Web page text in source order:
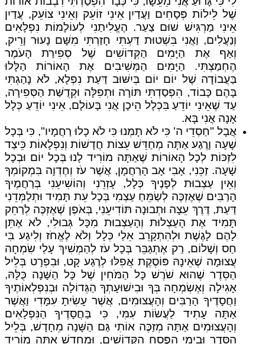
שֶׁל לֵילוֹת פְּסָחִים וַעֲדַיִן אֵינִי זוֹעֵק וְאֵינִי צוֹעֵק, עֲדַיִן
אֵינִי מַרְגִּישׁ שׁוּם צַעַר. הֶעֱלִיתַנִי לְעוֹלָמוֹת נִפְלָאִים
וְנַעֲלִים, וַאֲנִי בִּשְׁטוּת דַּעְתִּי חָזַרְתִּי מִשָּׁם נָעוּר וָרֵיק,
וְאַף אֶת הַיָּמִים הַקְּדוֹשִׁים שֶׁל סְפִירַת הָעֹמֶר
הֶחְמַצְתִּי. הַיָּמִים הַמְּשִׁיבִים אֶת הָאוֹרוֹת הַלָּלוּ
בַּעֲבוֹדָה שֶׁל יוֹם יוֹם בְּיִשּׁוּב דַּעַת נִפְלָא, לֹא נָהַגְתִּי
בָּהֶם כָּבוֹד, הִפְסַדְתִּי תּוֹרָה וּתְפִלָּה וּקְדֻשַּׁת הַסְּפִירָה,
עַד שֶׁאֵינִי יוֹדֵעַ בִּכְלָל הֵיכָן אֲנִי בָּעוֹלָם, אֵינִי יוֹדֵעַ כְּלָל
אָנָה אֲנִי בָּא.
אֲבָל "חַסְדֵי ה' כִּי לֹא תָמְנוּ כִּי לֹא כָלוּ רַחֲמָיו", כִּי בְּכָל
שָׁעָה וָרֶגַע אַתָּה מְחַדֵּשׁ עֵצוֹת חֲדָשׁוֹת וְנִפְלָאוֹת כֵּיצַד
לִזְכּוֹת לְכָל הָאוֹרוֹת שֶׁאַתָּה מוֹרִיד לָנוּ בְּכָל יוֹם וּבְכָל
שָׁעָה. זַכֵּנִי, אָבִי אָב הָרַחֲמָן, אֲשֶׁר עֹז וְחֶדְוָה בִּמְקוֹמְךָ
וְאֵין עַצְבוּת לְפָנֶיךָ כְּלָל, עָזְרֵנִי וְהוֹשִׁיעֵנִי בְּרַחֲמֶיךָ
הָרַבִּים שֶׁאֶזְכֶּה לְשַׂמֵּחַ עַצְמִי בְּכָל עֵת תָּמִיד וּתְלַמְּדֵנִי
דַּעַת, דֶּרֶךְ עֵצָה וּתְבוּנָה תּוֹדִיעֵנִי, בְּאֹפֶן שֶׁאֶזְכֶּה לְרַחֵק
תָּמִיד אֶת הָעַצְלוּת וְהָעַצְבוּת מִכָּל גְּבוּלִי, לֹא אֶתֵּן
לָהֶם לָגֶשֶׁת וּלְהִתְקָרֵב אֵלַי כְּלָל וְלֹא לֶאֱחֹז וְלִיגַע בִּי
חַס וְשָׁלוֹם, רַק אֶתְגַּבֵּר בְּכָל עֹז לְהַמְשִׁיךְ עָלַי שִׂמְחָה
עֲצוּמָה שֶׁאֵינָהּ פּוֹסֶקֶת אֲפִלּוּ לְרֶגַע קָט, וּבִפְרָט בְּלֵיל
הַסֵּדֶר שֶׁהוּא שֹׁרֶשׁ כָּל הַמֹּחִין שֶׁל כָּל הַשָּׁנָה כֻּלָּהּ,
אָגִילָה וְאֶשְׂמְחָה בְּךָ וּבִישׁוּעָתְךָ הַגְּדוֹלָה וּבְנִפְלְאוֹתֶיךָ
וַחֲסָדֶיךָ הָרַבִּים וְהָעֲצוּמִים, אֲשֶׁר עָשִׂיתָ עִמָּדִי וַאֲשֶׁר
אַתָּה עָתִיד לַעֲשׂוֹת עִמִּי, כִּי בַּחֲסָדֶיךָ הַנִּפְלָאִים
וְהָעֲצוּמִים אַתָּה מְזַכֶּה אוֹתִי גַּם הַשָּׁנָה מֵחָדָשׁ, בְּלֵיל
הַסֵּדֶר וּבִימֵי הַפֶּסַח הַקְּדוֹשִׁים, וּמֵחָדָשׁ אַתָּה מוֹרִיד